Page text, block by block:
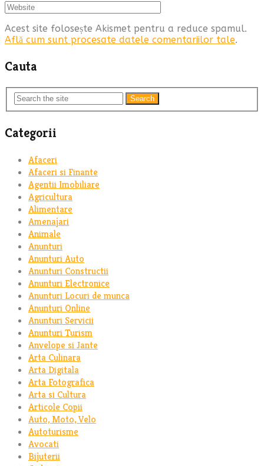
Acest site folosește Akismet pentru a reduce spamul.
Află cum sunt procesate datele comentariilor tale.
Cauta
Search
Categorii
Afaceri
Afaceri si Finante
Agentii Imobiliare
Agricultura
Alimentare
Amenajari
Animale
Anunturi
Anunturi Auto
Anunturi Constructii
Anunturi Electronice
Anunturi Locuri de munca
Anunturi Online
Anunturi Servicii
Anunturi Turism
Anvelope si Jante
Arta Culinara
Arta Digitala
Arta Fotografica
Arta si Cultura
Articole Copii
Auto, Moto, Velo
Autoturisme
Avocati
Bijuterii